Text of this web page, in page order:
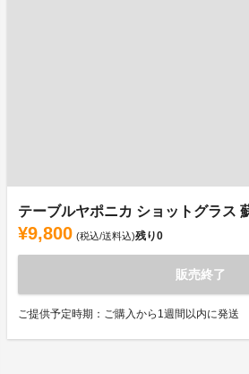
テーブルヤポニカ ショットグラス
¥9,800 (税込/送料込)残り0
販売終了
ご提供予定時期：ご購入から1週間以内に発送